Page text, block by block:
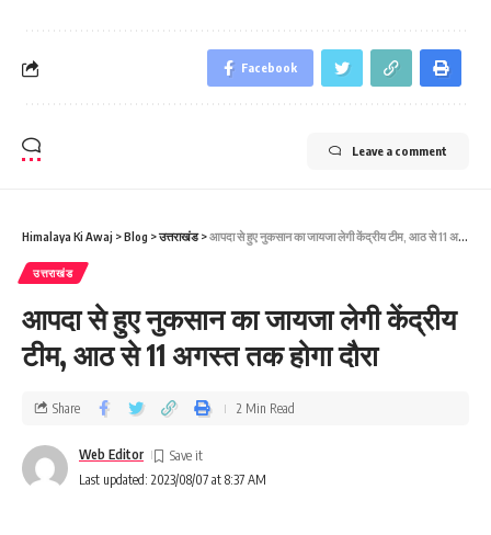
Facebook
Leave a comment
Himalaya Ki Awaj >Blog >उत्तराखंड>आपदा से हुए नुकसान का जायजा लेगी केंद्रीय टीम, आठ से 11 अगस्‍त तक होगा दौरा
उत्तराखंड
आपदा से हुए नुकसान का जायजा लेगी केंद्रीय
टीम, आठ से 11 अगस्‍त तक होगा दौरा
Last updated: 2023/08/07 at 8:37 AM
Web Editor
Share 2 Min Read